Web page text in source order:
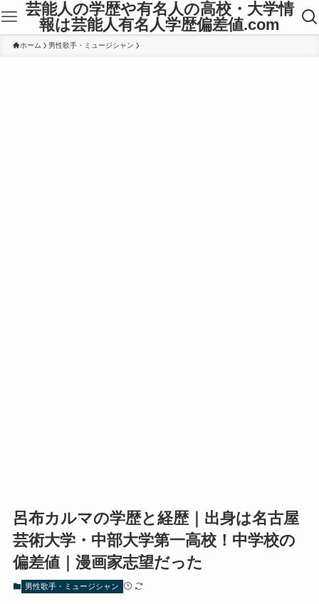
芸能人の学歴や有名人の高校・大学情
報は芸能人有名人学歴偏差値.com
ホーム 男性歌手・ミュージシャン
呂布カルマの学歴と経歴｜出身は名古屋
芸術大学・中部大学第一高校！中学校の
偏差値｜漫画家志望だった
男性歌手・ミュージシャン